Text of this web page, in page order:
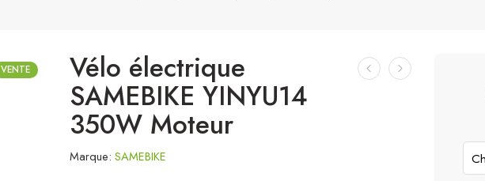
VENTE Vélo électrique
SAMEBIKE YINYU14
350W Moteur
Marque: SAMEBIKE